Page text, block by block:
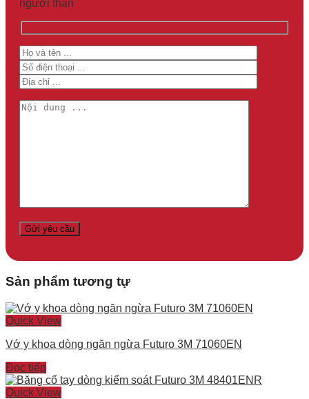
người thân
Sản phẩm tương tự
Quick View
Vớ y khoa dòng ngăn ngừa Futuro 3M 71060EN
Đọc tiếp
Quick View